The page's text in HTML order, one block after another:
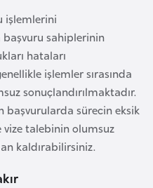
işlemlerini
sahiplerinin
hataları
işlemler sırasında
sonuçlandırılmaktadır.
başvurularda sürecin eksik
vize talebinin olumsuz
kaldırabilirsiniz.